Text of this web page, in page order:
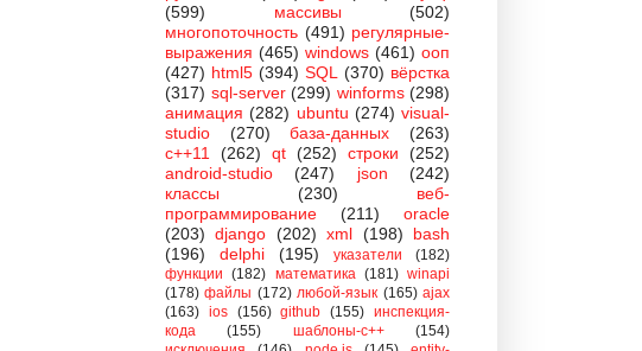
(599)
массивы
(502)
многопоточность (491) регулярные-
выражения (465) windows (461) ооп
(427) html5 (394) SQL (370) вёрстка
(317) sql-server (299) winforms (298)
анимация (282) ubuntu (274) visual-
studio
(270) база-данных
(263)
c++11
(262) qt (252) строки
(252)
android-studio
(247) json
(242)
классы
(230)
веб-
программирование
(211)
oracle
(203) django (202) xml (198)
bash
(196)
delphi (195) указатели
(182)
функции (182) математика (181) winapi
(178) файлы (172) любой-язык (165) ajax
(163) ios (156) github (155) инспекция-
кода
(155) шаблоны-с++
(154)